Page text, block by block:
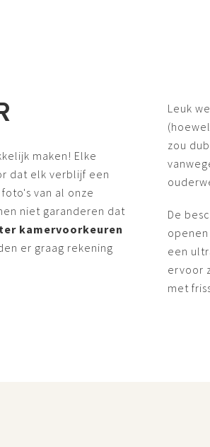
maken! Elke
dat elk verblijf een
van al onze
niet garanderen dat
kamervoorkeuren
er graag rekening
Leuk
zou
De
een
ervoor
met